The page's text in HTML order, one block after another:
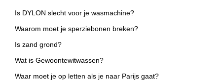
Is DYLON slecht voor je wasmachine?
Waarom moet je sperziebonen breken?
Is zand grond?
Wat is Gewoontewitwassen?
Waar moet je op letten als je naar Parijs gaat?